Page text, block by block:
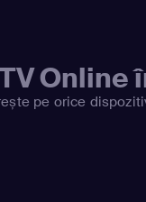
Online
pe orice